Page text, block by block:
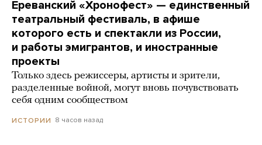
Ереванский «Хронофест» — единственный
театральный фестиваль, в афише
которого есть и спектакли из России,
и работы эмигрантов, и иностранные
проекты
Только здесь режиссеры, артисты и зрители,
разделенные войной, могут вновь почувствовать
себя одним сообществом
ИСТОРИИ 8 часов назад